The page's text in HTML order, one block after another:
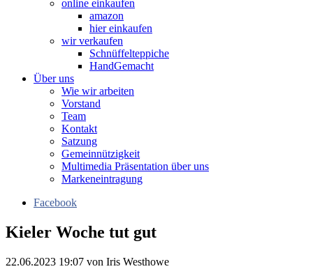
online einkaufen
amazon
hier einkaufen
wir verkaufen
Schnüffelteppiche
HandGemacht
Über uns
Wie wir arbeiten
Vorstand
Team
Kontakt
Satzung
Gemeinnützigkeit
Multimedia Präsentation über uns
Markeneintragung
Facebook
Kieler Woche tut gut
22.06.2023 19:07 von Iris Westhowe